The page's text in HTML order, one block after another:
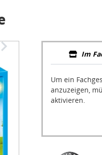
Im
Um ein
anzuzeigen,
aktivieren.